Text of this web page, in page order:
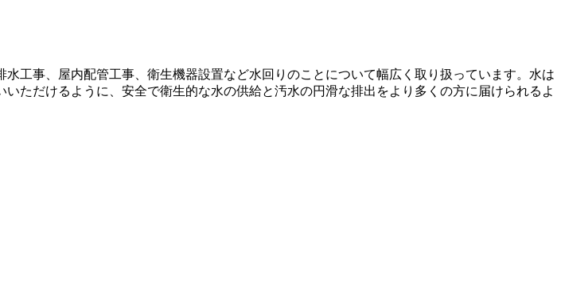
工事、屋内配管工事、衛生機器設置など水回りのことについて幅広く取り扱っています。水は
ただけるように、安全で衛生的な水の供給と汚水の円滑な排出をより多くの方に届けられるよ